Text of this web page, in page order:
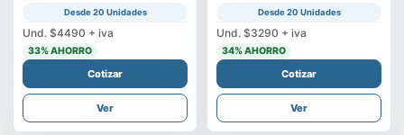
Desde 20 Unidades
Und. $4490 + iva
33% AHORRO
Cotizar
Ver
Desde 20 Unidades
Und. $3290 + iva
34% AHORRO
Cotizar
Ver